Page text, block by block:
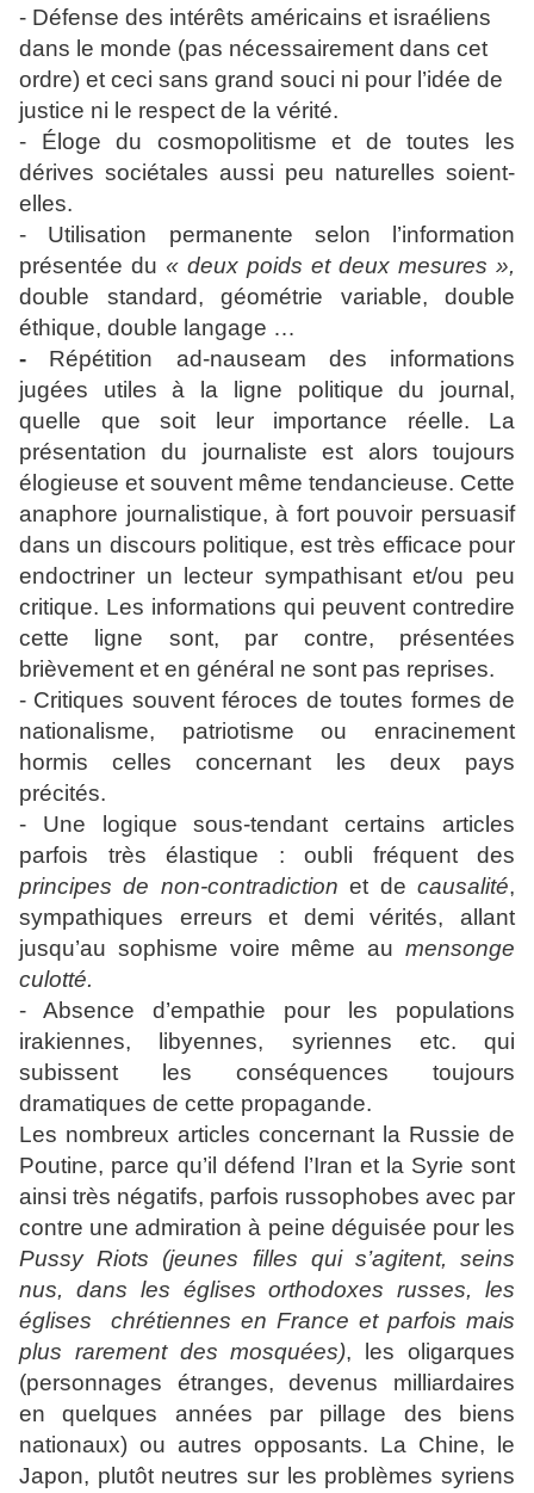
- Défense des intérêts américains et israéliens
dans le monde (pas nécessairement dans cet
ordre) et ceci sans grand souci ni pour l’idée de
justice ni le respect de la vérité.
- Éloge du cosmopolitisme et de toutes les
dérives sociétales aussi peu naturelles soient-
elles.
- Utilisation permanente selon l’information
présentée du « deux poids et deux mesures »,
double standard, géométrie variable, double
éthique, double langage …
- Répétition ad-nauseam des informations
jugées utiles à la ligne politique du journal,
quelle que soit leur importance réelle. La
présentation du journaliste est alors toujours
élogieuse et souvent même tendancieuse. Cette
anaphore journalistique, à fort pouvoir persuasif
dans un discours politique, est très efficace pour
endoctriner un lecteur sympathisant et/ou peu
critique. Les informations qui peuvent contredire
cette ligne sont, par contre, présentées
brièvement et en général ne sont pas reprises.
- Critiques souvent féroces de toutes formes de
nationalisme, patriotisme ou enracinement
hormis celles concernant les deux pays
précités.
- Une logique sous-tendant certains articles
parfois très élastique : oubli fréquent des
principes de non-contradiction et decausalité,
sympathiques erreurs et demi vérités, allant
jusqu’au sophisme voire même au mensonge
culotté.
- Absence d’empathie pour les populations
irakiennes, libyennes, syriennes etc. qui
subissent les conséquences toujours
dramatiques de cette propagande.
Les nombreux articles concernant la Russie de
Poutine, parce qu’il défend l’Iran et la Syrie sont
ainsi très négatifs, parfois russophobes avec par
contre une admiration à peine déguisée pour les
Pussy Riots (jeunes filles qui s’agitent, seins
nus, dans les églises orthodoxes russes, les
églises chrétiennes en France et parfois mais
plus rarement des mosquées), les oligarques
(personnages étranges, devenus milliardaires
en quelques années par pillage des biens
nationaux) ou autres opposants. La Chine, le
Japon, plutôt neutres sur les problèmes syriens